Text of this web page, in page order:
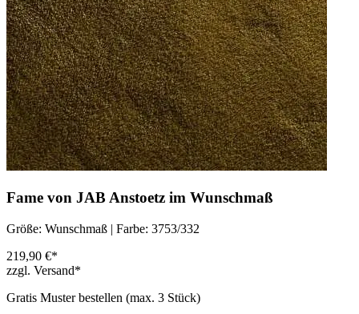
Fame von JAB Anstoetz im Wunschmaß
Größe: Wunschmaß | Farbe: 3753/332
219,90 €*
zzgl. Versand*
Gratis Muster bestellen (max. 3 Stück)